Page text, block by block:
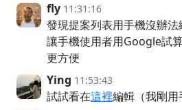
fly 11:31:16
發現提案列表用手機沒辦
讓手機使用者用Google試
更方便
Ying 11:53:43
試試看在這裡編輯（我剛用